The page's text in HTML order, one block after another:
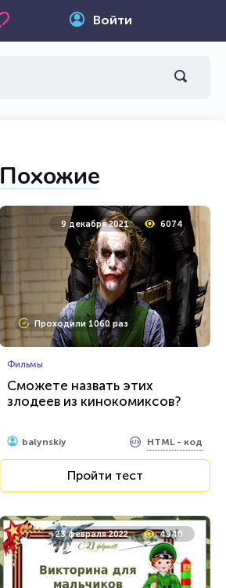
Войти
Похожие
9 декабря 2021 6074
Проходили 1060 раз
Фильмы
Сможете назвать этих
злодеев из кинокомиксов?
balynskiy HTML - код
Пройти тест
23 февраля 2022 4940